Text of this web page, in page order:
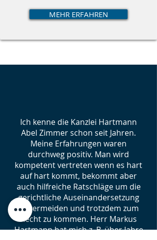
MEHR ERFAHREN
Ich kenne die Kanzlei Hartmann
Abel Zimmer schon seit Jahren.
Meine Erfahrungen waren
durchweg positiv. Man wird
kompetent vertreten wenn es hart
auf hart kommt, bekommt aber
auch hilfreiche Ratschläge um die
gerichtliche Auseinandersetzung
zu vermeiden und trotzdem zum
Recht zu kommen. Herr Markus
Hartmann hat mich z. B. über Jahre